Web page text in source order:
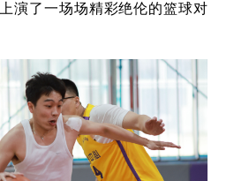
演了一场场精彩绝伦的篮球对